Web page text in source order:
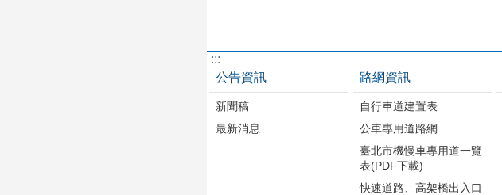
:::
公告資訊
新聞稿
最新消息
路網資訊
自行車道建置表
公車專用道路網
臺北市機慢車專用道一覽
表(PDF下載)
快速道路、高架橋出入口